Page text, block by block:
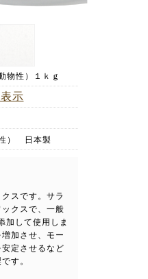
示
物性）１ｋｇ
） 日本製
スです。サラ
クスで、一般
加して使用しま
加させ、モー
定させるなど
す。